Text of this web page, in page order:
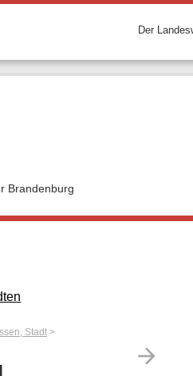
Der
Brandenburg
arrow_forward
Stadt